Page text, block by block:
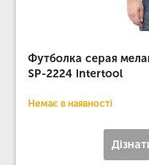
Футболка серая
SP-2224 Intertool
Немає в наявності